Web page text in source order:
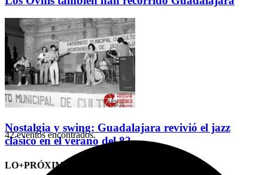
Nostalgia y swing: Guadalajara revivió el jazz
clásico en el verano del 82
LO+PRÓXIMO (CITAS)
42 eventos encontrados.